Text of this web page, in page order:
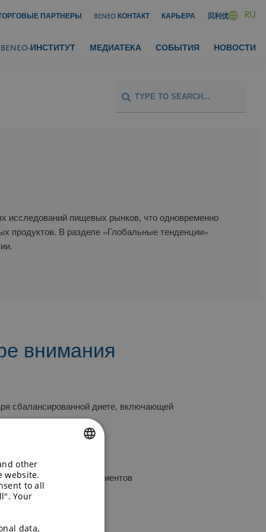
ПАРТНЕРЫ BENEO КОНТАКТ КАРЬЕРА 贝利优 RU
BENEO-ИНСТИТУТ МЕДИАТЕКА СОБЫТИЯ НОВОСТИ
исследований пищевых рынков, что одновременно
продуктов. В разделе «Глобальные тенденции»
внимания
сбалансированной диете, включающей
бобов
растительных ингредиентов
other
website.
to all
Your
data,